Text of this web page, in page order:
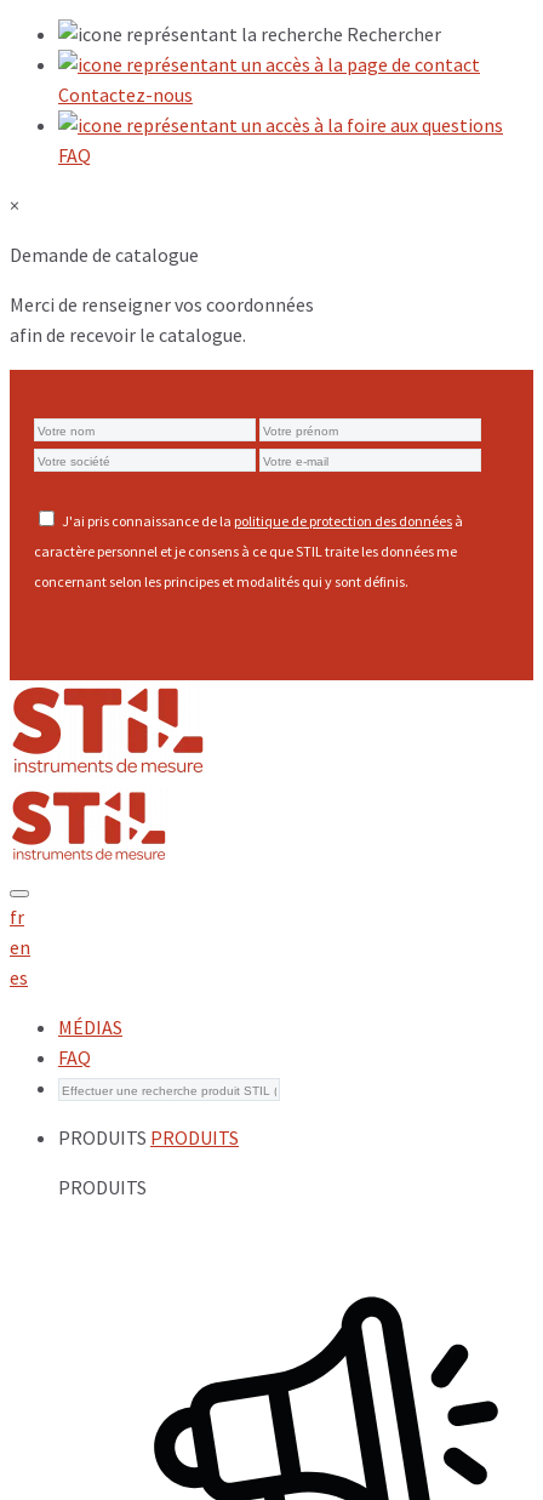
Rechercher
Contactez-nous
FAQ
×
Demande de catalogue
Merci de renseigner vos coordonnées
afin de recevoir le catalogue.
J'ai pris connaissance de la politique de protection des données à
caractère personnel et je consens à ce que STIL traite les données me
concernant selon les principes et modalités qui y sont définis.
fr
en
es
MÉDIAS
FAQ
PRODUITS PRODUITS
PRODUITS